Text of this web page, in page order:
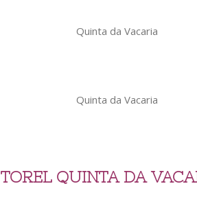
TOREL QUINTA DA